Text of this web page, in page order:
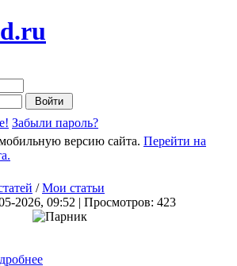
Забыли пароль?
версию сайта. Перейти на
/Мои статьи
2026, 09:52 | Просмотров: 423